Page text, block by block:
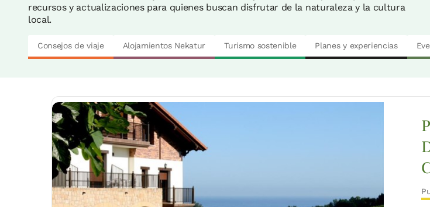
recursos y actualizaciones para quienes buscan disfrutar de la naturaleza y la cultura
local.
Consejos de viaje Alojamientos Nekatur Turismo sostenible Planes y experiencias